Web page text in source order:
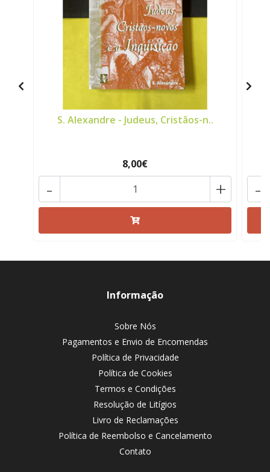
S. Alexandre - Judeus, Cristãos-n..
8,00€
+
- -
Informação
Sobre Nós
Pagamentos e Envio de Encomendas
Política de Privacidade
Política de Cookies
Termos e Condições
Resolução de Litígios
Livro de Reclamações
Política de Reembolso e Cancelamento
Contato